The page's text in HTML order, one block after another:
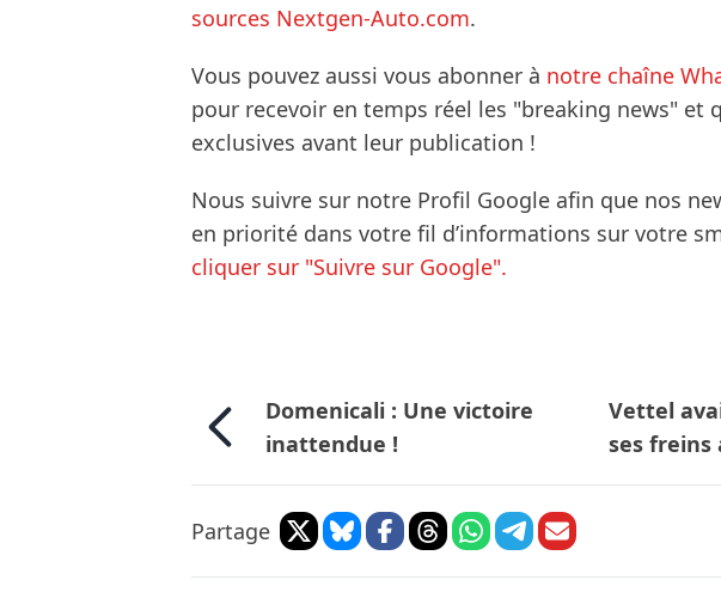
sources Nextgen-Auto.com.
Vous pouvez aussi vous abonner à notre chaîne
pour recevoir en temps réel les "breaking news" et
exclusives avant leur publication !
Nous suivre sur notre Profil Google afin que nos
en priorité dans votre fil d’informations sur votre
cliquer sur "Suivre sur Google".
Domenicali : Une victoire
inattendue !
Vettel
ses freins
Partage